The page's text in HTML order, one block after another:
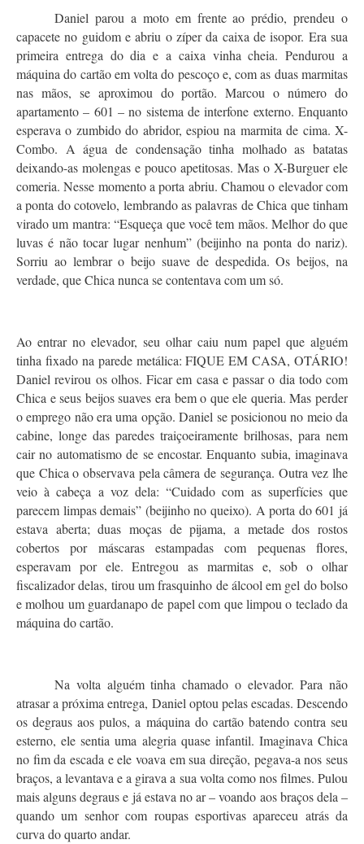
Daniel parou a moto em frente ao prédio, prendeu o
capacete no guidom e abriu o zíper da caixa de isopor. Era sua
primeira entrega do dia e a caixa vinha cheia. Pendurou a
máquina do cartão em volta do pescoço e, com as duas marmitas
nas mãos, se aproximou do portão. Marcou o número do
apartamento – 601 – no sistema de interfone externo. Enquanto
esperava o zumbido do abridor, espiou na marmita de cima. X-
Combo. A água de condensação tinha molhado as batatas
deixando-as molengas e pouco apetitosas. Mas o X-Burguer ele
comeria. Nesse momento a porta abriu. Chamou o elevador com
a ponta do cotovelo, lembrando as palavras de Chica que tinham
virado um mantra: “Esqueça que você tem mãos. Melhor do que
luvas é não tocar lugar nenhum” (beijinho na ponta do nariz).
Sorriu ao lembrar o beijo suave de despedida. Os beijos, na
verdade, que Chica nunca se contentava com um só.
Ao entrar no elevador, seu olhar caiu num papel que alguém
tinha fixado na parede metálica: FIQUE EM CASA, OTÁRIO!
Daniel revirou os olhos. Ficar em casa e passar o dia todo com
Chica e seus beijos suaves era bem o que ele queria. Mas perder
o emprego não era uma opção. Daniel se posicionou no meio da
cabine, longe das paredes traiçoeiramente brilhosas, para nem
cair no automatismo de se encostar. Enquanto subia, imaginava
que Chica o observava pela câmera de segurança. Outra vez lhe
veio à cabeça a voz dela: “Cuidado com as superfícies que
parecem limpas demais” (beijinho no queixo). A porta do 601 já
estava aberta; duas moças de pijama, a metade dos rostos
cobertos por máscaras estampadas com pequenas flores,
esperavam por ele. Entregou as marmitas e, sob o olhar
fiscalizador delas, tirou um frasquinho de álcool em gel do bolso
e molhou um guardanapo de papel com que limpou o teclado da
máquina do cartão.
Na volta alguém tinha chamado o elevador. Para não
atrasar a próxima entrega, Daniel optou pelas escadas. Descendo
os degraus aos pulos, a máquina do cartão batendo contra seu
esterno, ele sentia uma alegria quase infantil. Imaginava Chica
no fim da escada e ele voava em sua direção, pegava-a nos seus
braços, a levantava e a girava a sua volta como nos filmes. Pulou
mais alguns degraus e já estava no ar – voando aos braços dela –
quando um senhor com roupas esportivas apareceu atrás da
curva do quarto andar.